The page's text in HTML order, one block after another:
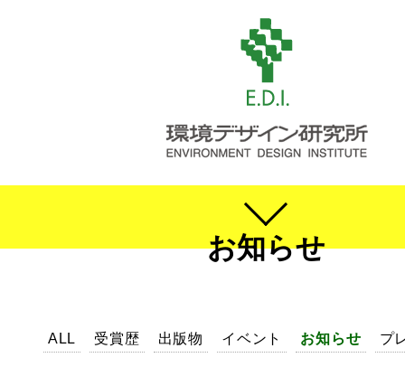
お知らせ
ALL 受賞歴 出版物 イベント お知らせ プ